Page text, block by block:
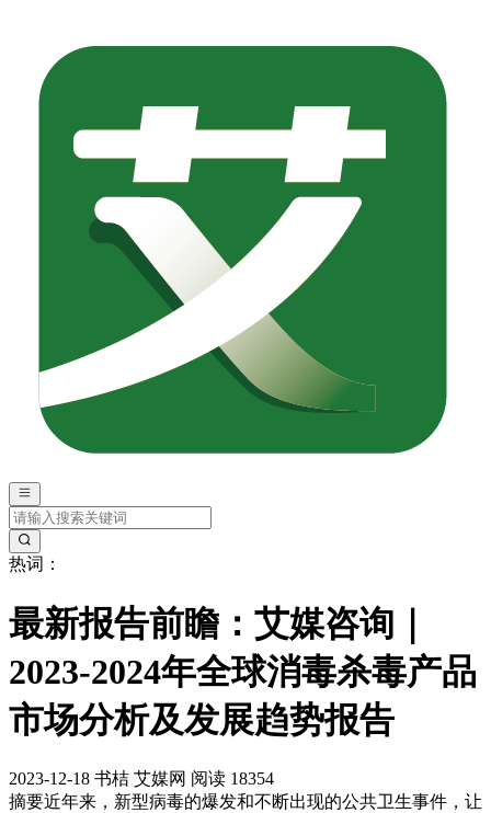
热词：
最新报告前瞻：艾媒咨询｜
2023-2024年全球消毒杀毒产品
市场分析及发展趋势报告
2023-12-18 书桔 艾媒网 阅读 18354
摘要近年来，新型病毒的爆发和不断出现的公共卫生事件，让